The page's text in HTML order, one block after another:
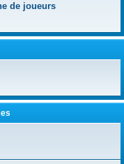
de joueurs